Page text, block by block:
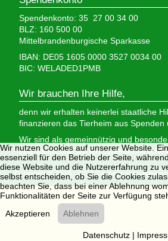
Spendenkonto: 35 27 00 34 00
BLZ: 160 500 00
Mittelbrandenburgische Sparkasse
IBAN: DE05 1605 0000 3527 0034 00
BIC: WELADED1PMB
Wir brauchen Ihre Hilfe,
denn wir erhalten keinerlei staatliche
finanzieren das Tierheim aus Spenden
Wir sind als gemeinnützig und
anerkannt und dürfen
Copyright © 2008 - 2026 Tierheim
Wir nutzen Cookies auf unserer Website.
essenziell für den Betrieb der Seite,
diese Website und die Nutzererfahrung zu
selbst entscheiden, ob Sie die Cookies
beachten Sie, dass bei einer Ablehnung
Funktionalitäten der Seite zur Verfügung
Akzeptieren
Ablehnen
Datenschutz|